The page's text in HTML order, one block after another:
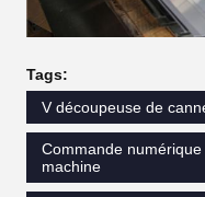
Tags:
V découpeuse de
Commande
machine